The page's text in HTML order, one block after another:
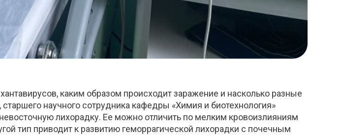
каким образом происходит заражение и насколько разные
научного сотрудника кафедры «Химия и биотехнология»
лихорадку. Ее можно отличить по мелким кровоизлияниям
тип приводит к развитию геморрагической лихорадки с почечным